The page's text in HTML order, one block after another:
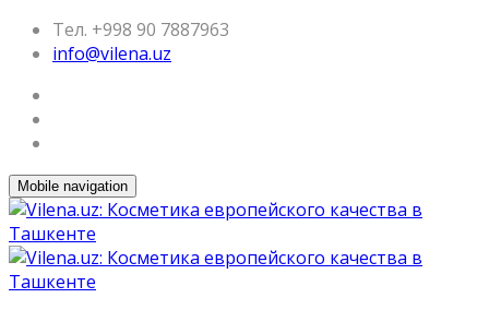
Тел. +998 90 7887963
info@vilena.uz
Mobile navigation